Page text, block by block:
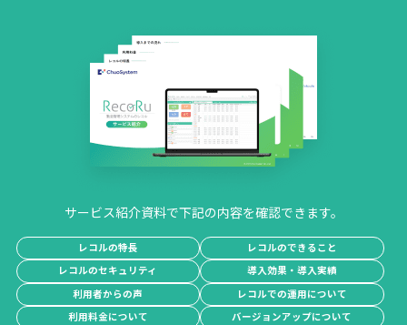
サービス紹介資料で下記の内容を確認できます。
レコルの特長
レコルのできること
レコルのセキュリティ
導入効果・導入実績
利用者からの声
レコルでの運用について
利用料金について
バージョンアップについて